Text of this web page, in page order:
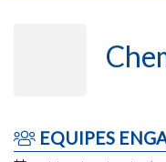
EQUIPES